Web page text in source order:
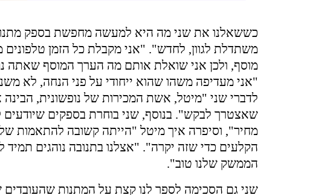
כששאלנו את שני מה היא למעשה מחפשת בספק
משתדלת לגוון, לחדש". "אני מקבלת כל הזמן
מוסף, ולכן אני שואלת אותם מה הערך המוסף שאתה
"אני מעדיפה משהו שהוא ייחודי על פני הנחה, לא
לדברי שני "מיטל, אשת המכירות של נופשונית, הבינה
שאצטרך לבקש". בנוסף, שני בוחרת בספקים שיודעים
מחיר", וסיפרה איך מיטל "הייתה קשובה להתאמות
הקלעים כדי שזה יקרה". "אצלנו בתנובה נוהגים תמיד
הממשק שלנו טוב".
שני גם הסכימה לספר לנו קצת על המתנות שהעובדים